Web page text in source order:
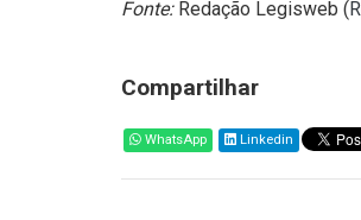
Fonte:Redação Legisweb (
Compartilhar
WhatsApp Linkedin